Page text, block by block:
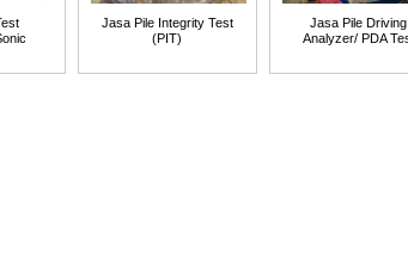
Jasa Pile Integrity Test
(PIT)
Jasa Pile Driving
Analyzer/ PDA